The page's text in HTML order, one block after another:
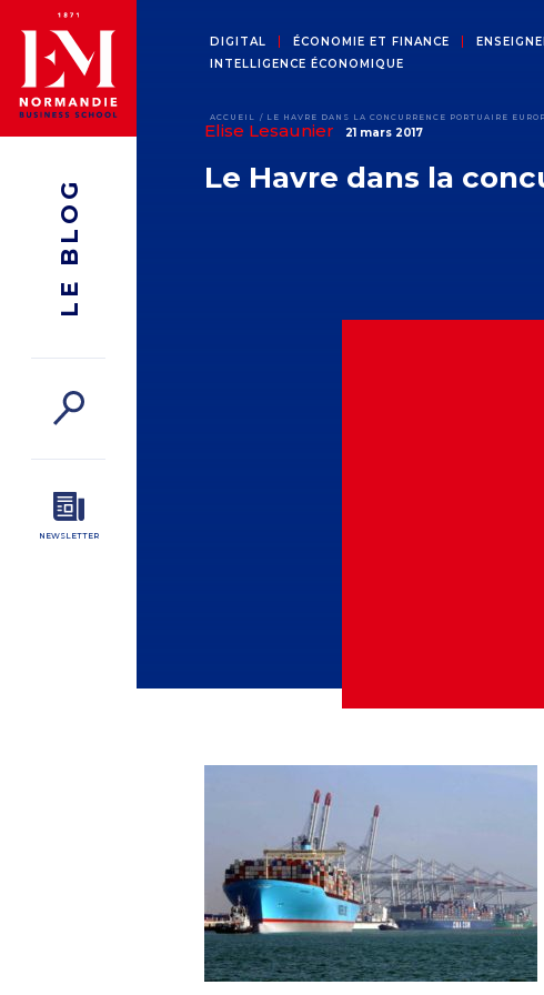
DIGITAL ÉCONOMIE ET FINANCE
INTELLIGENCE ÉCONOMIQUE
ACCUEIL LE HAVRE DANS LA CONCURRENCE PORTUAIRE
LE BLOG
NEWSLETTER
Elise Lesaunier 21 mars 2017
Le Havre dans la